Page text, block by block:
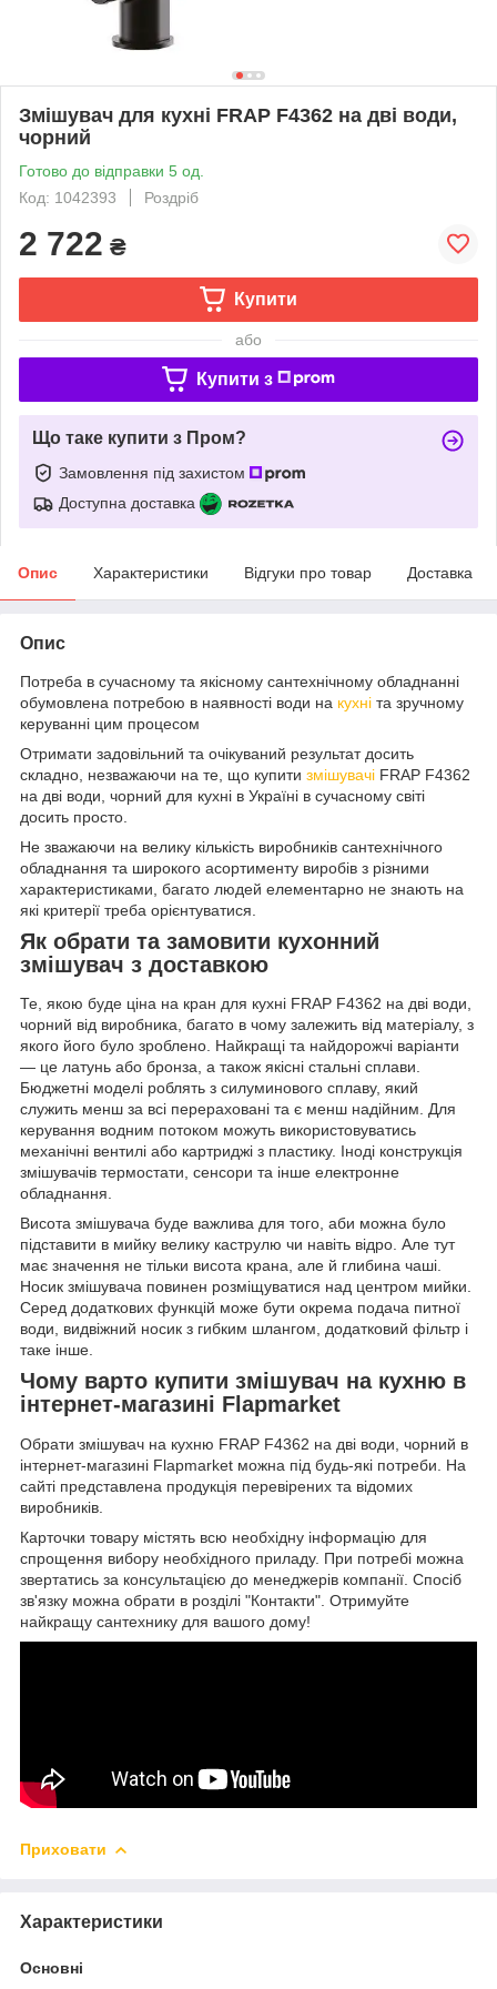
Змішувач для кухні FRAP F4362 на дві води,
чорний
Готово до відправки 5 од.
Код: 1042393
Роздріб
2 722 ₴
Купити
або
Купити з
Що таке купити з Пром?
Замовлення під захистом
Доступна доставка
Опис Характеристики Відгуки про товар Доставка
Опис
Потреба в сучасному та якісному сантехнічному обладнанні
обумовлена потребою в наявності води на кухні та зручному
керуванні цим процесом
Отримати задовільний та очікуваний результат досить
складно, незважаючи на те, що купити змішувачі FRAP F4362
на дві води, чорний для кухні в Україні в сучасному світі
досить просто.
Не зважаючи на велику кількість виробників сантехнічного
обладнання та широкого асортименту виробів з різними
характеристиками, багато людей елементарно не знають на
які критерії треба орієнтуватися.
Як обрати та замовити кухонний
змішувач з доставкою
Те, якою буде ціна на кран для кухні FRAP F4362 на дві води,
чорний від виробника, багато в чому залежить від матеріалу, з
якого його було зроблено. Найкращі та найдорожчі варіанти
— це латунь або бронза, а також якісні стальні сплави.
Бюджетні моделі роблять з силуминового сплаву, який
служить менш за всі перераховані та є менш надійним. Для
керування водним потоком можуть використовуватись
механічні вентилі або картриджі з пластику. Іноді конструкція
змішувачів термостати, сенсори та інше електронне
обладнання.
Висота змішувача буде важлива для того, аби можна було
підставити в мийку велику каструлю чи навіть відро. Але тут
має значення не тільки висота крана, але й глибина чаші.
Носик змішувача повинен розміщуватися над центром мийки.
Серед додаткових функцій може бути окрема подача питної
води, видвіжний носик з гибким шлангом, додатковий фільтр і
таке інше.
Чому варто купити змішувач на кухню в
інтернет-магазині Flapmarket
Обрати змішувач на кухню FRAP F4362 на дві води, чорний в
інтернет-магазині Flapmarket можна під будь-які потреби. На
сайті представлена продукція перевірених та відомих
виробників.
Карточки товару містять всю необхідну інформацію для
спрощення вибору необхідного приладу. При потребі можна
звертатись за консультацією до менеджерів компанії. Спосіб
зв'язку можна обрати в розділі "Контакти". Отримуйте
найкращу сантехнику для вашого дому!
Приховати
Характеристики
Основні